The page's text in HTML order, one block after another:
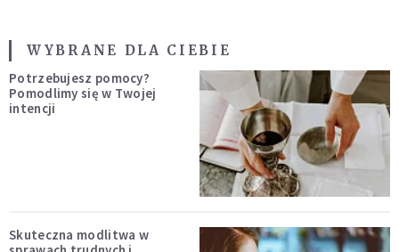
WYBRANE DLA CIEBIE
Potrzebujesz pomocy?
Pomodlimy się w Twojej
intencji
Skuteczna modlitwa w